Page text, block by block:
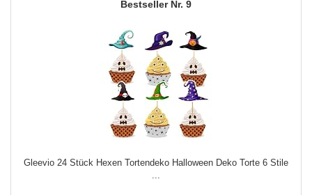
9
Gleevio 24 Stück Hexen Tortendeko Halloween Deko Torte 6 Stile